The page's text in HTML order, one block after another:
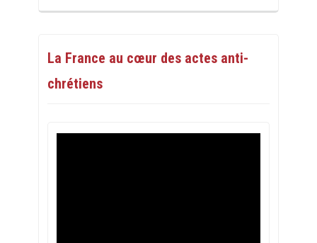
La France au cœur des actes anti-
chrétiens